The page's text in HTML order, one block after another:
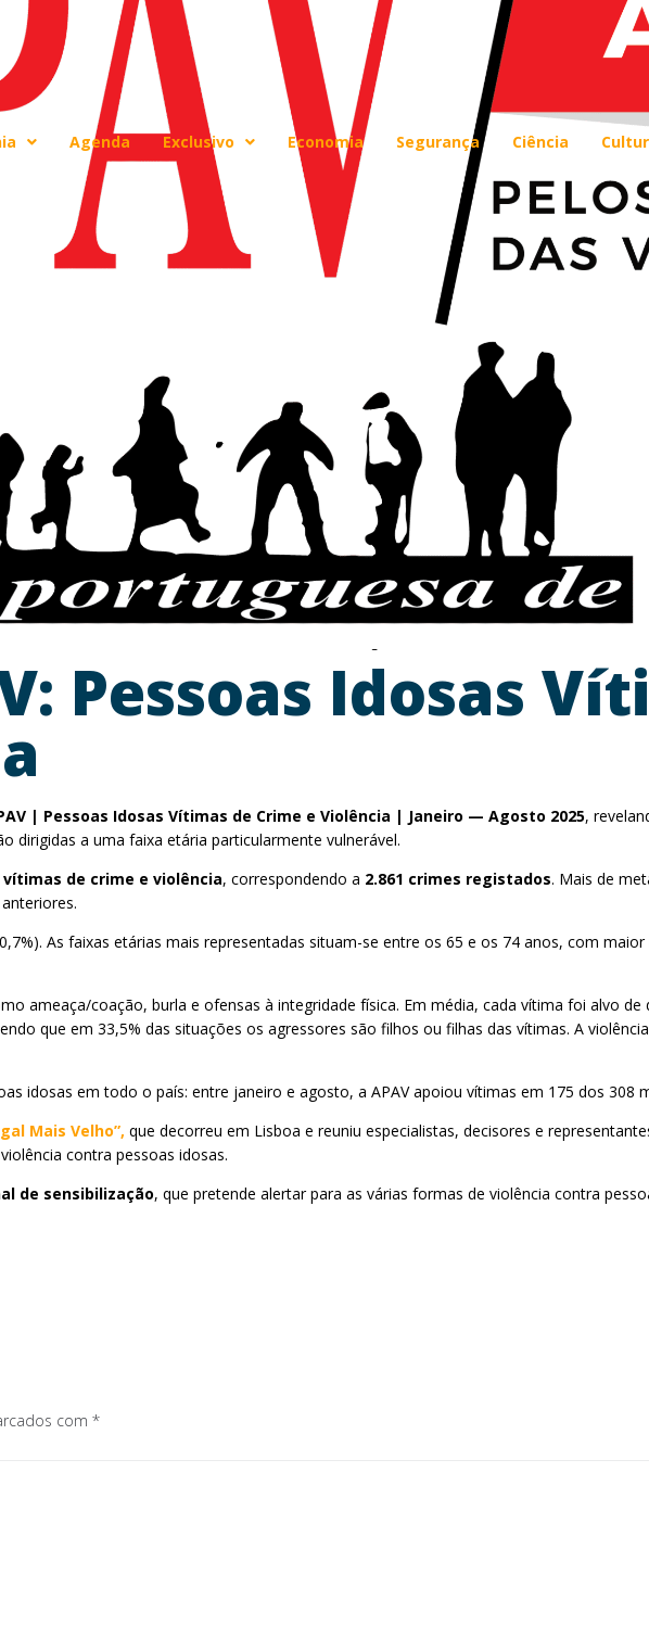
Agenda Exclusivo Economia Segurança Ciência
Pessoas Idosas
| Pessoas Idosas Vítimas de Crime e Violência | Janeiro — Agosto 2025,
dirigidas a uma faixa etária particularmente vulnerável.
vítimas de crime e violência, correspondendo a 2.861 crimes registados. Mais de
As faixas etárias mais representadas situam-se entre os 65 e os 74 anos, com
ameaça/coação, burla e ofensas à integridade física. Em média, cada vítima foi alvo
que em 33,5% das situações os agressores são filhos ou filhas das vítimas. A
idosas em todo o país: entre janeiro e agosto, a APAV apoiou vítimas em 175 dos 308
Mais Velho”, que decorreu em Lisboa e reuniu especialistas, decisores e
contra pessoas idosas.
de sensibilização, que pretende alertar para as várias formas de violência contra
com *